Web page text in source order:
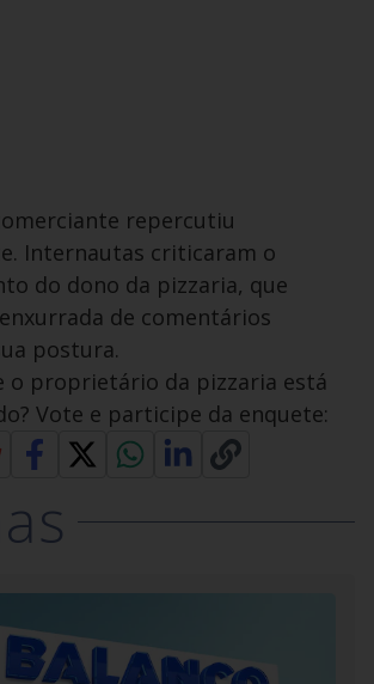
repercutiu
Internautas criticaram o
do dono da pizzaria, que
de comentários
postura.
o proprietário da pizzaria está
Vote e participe da enquete: